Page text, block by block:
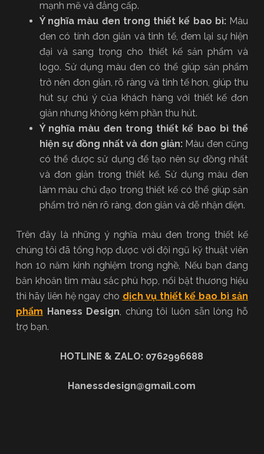
mạnh mẽ và đẳng cấp.
Ý nghĩa màu đen trong thiết kế bao bì:Màu
đen có tính đơn giản và tinh tế, đem lại sự hiện
đại và sang trọng cho thiết kế sản phẩm và
logo. Sử dụng màu đen có thể giúp sản phẩm
trở nên đơn giản, rõ ràng và tinh tế hơn, giúp thu
hút sự chú ý của khách hàng với thiết kế đơn
giản nhưng không kém phần thu hút.
Ý nghĩa màu đen trong thiết kế bao bì thể
hiện sự đồng nhất và đơn giản: Màu đen cũng
có thể được sử dụng để tạo nên sự đồng nhất
và đơn giản trong thiết kế. Sử dụng màu đen
làm màu chủ đạo trong thiết kế có thể giúp sản
phẩm trở nên rõ ràng, đơn giản và dễ nhận diện.
Trên đây là những ý nghĩa màu đen trong thiết kế
chúng tôi đã tổng hợp được với đội ngũ kỹ thuật viên
hơn 10 năm kinh nghiệm trong nghề, Nếu bạn đang
băn khoăn tìm màu sắc phù hợp, nổi bật thương hiệu
thì hãy liên hệ ngay cho dịch vụ thiết kế bao bì sản
phẩm Haness Design, chúng tôi luôn sẵn lòng hỗ
trợ bạn.
HOTLINE & ZALO: 0762996688
Hanessdesign@gmail.com